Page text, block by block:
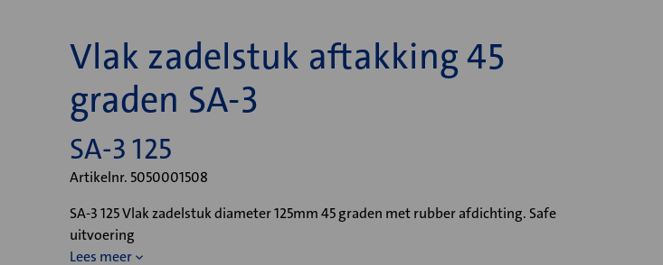
Vlak zadelstuk aftakking 45
graden SA-3
SA-3 125
Artikelnr. 5050001508
SA-3 125 Vlak zadelstuk diameter 125mm 45 graden met rubber afdichting. Safe
uitvoering
Lees meer